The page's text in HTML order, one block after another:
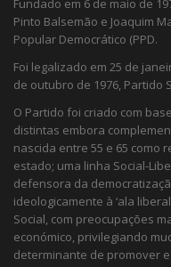
Pinto Balsemão e Joaquim
Popular Democrático (PPD.
Foi legalizado em 25 de
de outubro de 1976, Partido
O Partido foi criado com
distintas embora
nascida entre 55 e 65 como
estado; uma linha Social-
defensora da
ideologicamente à ‘ala
Social, com preocupações
económico, privilegiando
determinante de promover